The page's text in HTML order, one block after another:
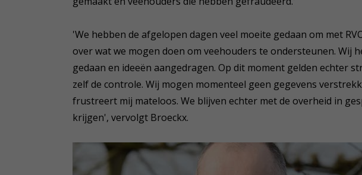
'We hebben de afgelopen dagen veel moeite gedaan om met
over wat we mogen doen om veehouders te ondersteunen. Wij
gedaan en ideeën aangedragen. Op dit moment gelden echter
zelf de controle. Wij mogen momenteel geen gegevens
frustreert mij mateloos. We blijven echter met de overheid in
krijgen', vervolgt Broeckx.